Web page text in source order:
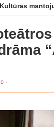
Kultūras
·